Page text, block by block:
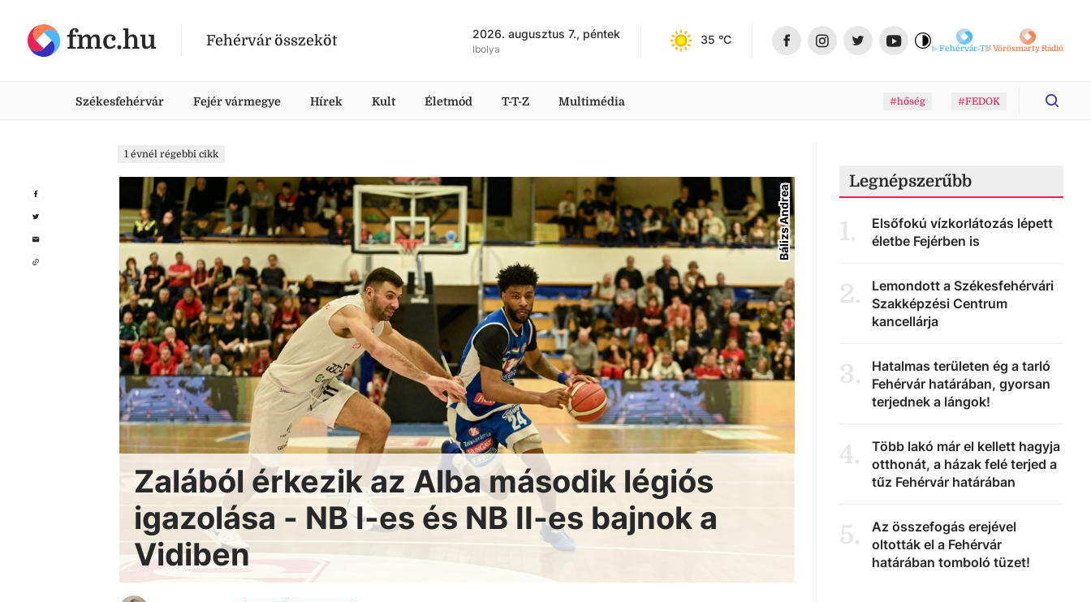
fmc.hu Fehérvár összeköt 2026. augusztus 7., péntek
Ibolya
35 °C
Fehérvár-TVVörösmarty Rádió
Székesfehérvár Fejér vármegye Hírek Kult Életmód T-T-Z Multimédia #hőség #FEDOK
1 évnél régebbi cikk
Bálizs Andrea
Zalából érkezik az Alba második légiós
igazolása - NB I-es és NB II-es bajnok a
Vidiben
Legnépszerűbb
1.
Elsőfokú vízkorlátozás lépett
életbe Fejérben is
2.
Lemondott a Székesfehérvári
Szakképzési Centrum
kancellárja
3.
Hatalmas területen ég a tarló
Fehérvár határában, gyorsan
terjednek a lángok!
4.
Több lakó már el kellett hagyja
otthonát, a házak felé terjed a
tűz Fehérvár határában
5.
Az összefogás erejével
oltották el a Fehérvár
határában tomboló tüzet!